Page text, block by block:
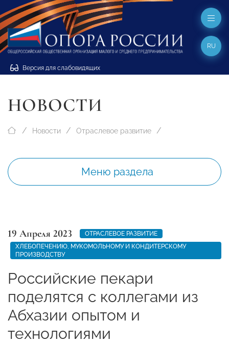
Версия для слабовидящих
RU
НОВОСТИ
Новости Отраслевое развитие
Меню раздела
19 Апреля 2023
ОТРАСЛЕВОЕ РАЗВИТИЕ
ХЛЕБОПЕЧЕНИЮ, МУКОМОЛЬНОМУ И КОНДИТЕРСКОМУ
ПРОИЗВОДСТВУ
Российские пекари
поделятся с коллегами из
Абхазии опытом и
технологиями